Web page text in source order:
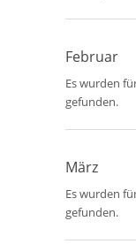
Februar
Es wurden
gefunden.
März
Es wurden
gefunden.